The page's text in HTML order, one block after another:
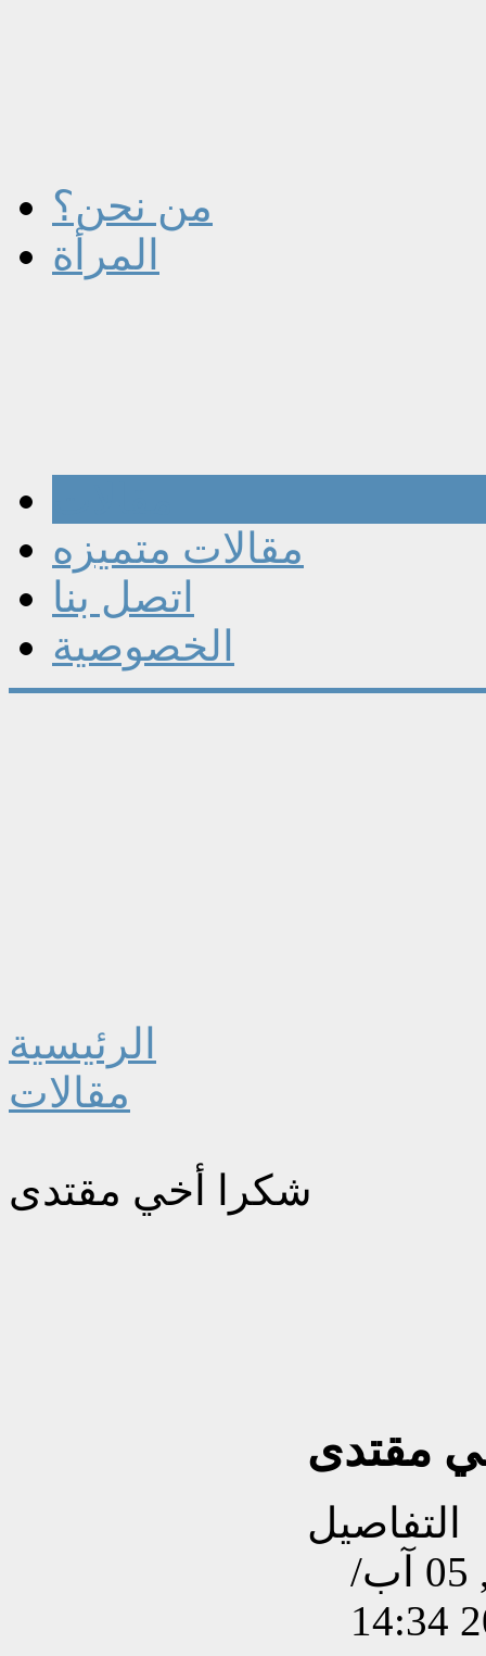
من نحن؟
المرأة
مقالات متميزه
اتصل بنا
الخصوصية
الرئيسية
مقالات
شكرا أخي مقتدى
مقتدى
التفاصيل
تم إنشاءه بتاريخ الإثنين, 05 آب/